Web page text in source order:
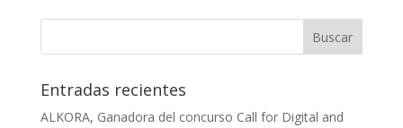
Entradas recientes
ALKORA, Ganadora del concurso Call for Digital and